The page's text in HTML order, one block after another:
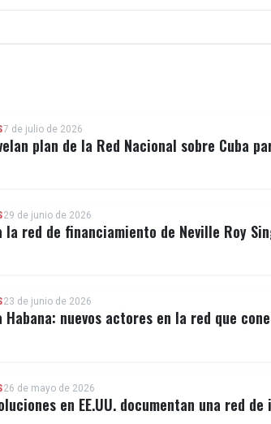
7 de julio de 2026
plan de la Red Nacional sobre Cuba
29 de junio de 2026
la red de financiamiento de Neville Roy
23 de junio de 2026
Habana: nuevos actores en la red que
26 de mayo de 2026
en EE.UU. documentan una red